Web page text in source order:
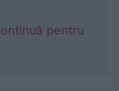
pentru